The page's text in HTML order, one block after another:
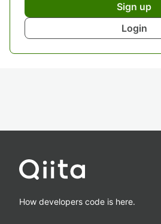
Sign up
Login
How developers code is here.